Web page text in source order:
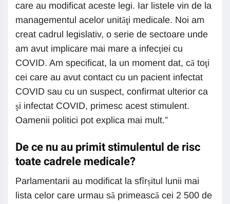
care au modificat aceste legi. Iar listele vin de la
managementul acelor unităţi medicale. Noi am
creat cadrul legislativ, o serie de sectoare unde
am avut implicare mai mare a infecţiei cu
COVID. Am specificat, la un moment dat, că toţi
cei care au avut contact cu un pacient infectat
COVID sau cu un suspect, confirmat ulterior ca
şi infectat COVID, primesc acest stimulent.
Oamenii politici pot explica mai mult.”
De ce nu au primit stimulentul de risc
toate cadrele medicale?
Parlamentarii au modificat la sfîrșitul lunii mai
lista celor care urmau să primească cei 2 500 de